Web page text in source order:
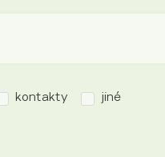
kontakty jiné